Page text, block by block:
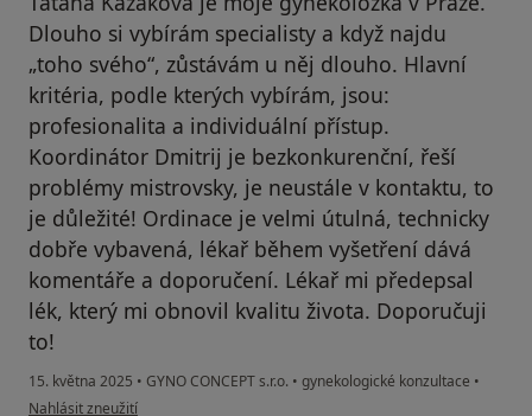
Dlouho si vybírám specialisty a když najdu
„toho svého“, zůstávám u něj dlouho. Hlavní
kritéria, podle kterých vybírám, jsou:
profesionalita a individuální přístup.
Koordinátor Dmitrij je bezkonkurenční, řeší
problémy mistrovsky, je neustále v kontaktu, to
je důležité! Ordinace je velmi útulná, technicky
dobře vybavená, lékař během vyšetření dává
komentáře a doporučení. Lékař mi předepsal
lék, který mi obnovil kvalitu života. Doporučuji
to!
15. května 2025 • GYNO CONCEPT s.r.o. • gynekologické konzultace •
podle názoru uživatele Inna
Nahlásit zneužití